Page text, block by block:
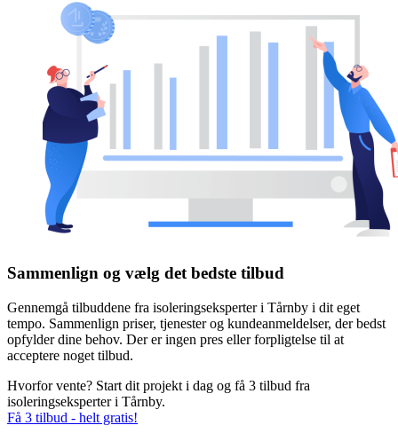
Sammenlign og vælg det bedste tilbud
Gennemgå tilbuddene fra isoleringseksperter i Tårnby i dit eget
tempo. Sammenlign priser, tjenester og kundeanmeldelser, der bedst
opfylder dine behov. Der er ingen pres eller forpligtelse til at
acceptere noget tilbud.
Hvorfor vente? Start dit projekt i dag og få 3 tilbud fra
isoleringseksperter i Tårnby.
Få 3 tilbud - helt gratis!